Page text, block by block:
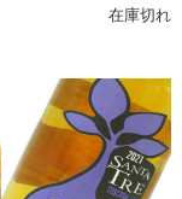
在庫切れ